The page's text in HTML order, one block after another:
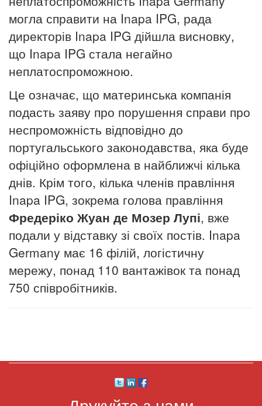
могла справити на Inapa IPG, рада
директорів Inapa IPG дійшла висновку,
що Inapa IPG стала негайно
неплатоспроможною.
Це означає, що материнська компанія
подасть заяву про порушення справи про
неспроможність відповідно до
португальського законодавства, яка буде
офіційно оформлена в найближчі кілька
днів. Крім того, кілька членів правління
Inapa IPG, зокрема голова правління
Фредеріко Жуан де Мозер Лупі, вже
подали у відставку зі своїх постів. Inapa
Germany має 16 філій, логістичну
мережу, понад 110 вантажівок та понад
750 співробітників.